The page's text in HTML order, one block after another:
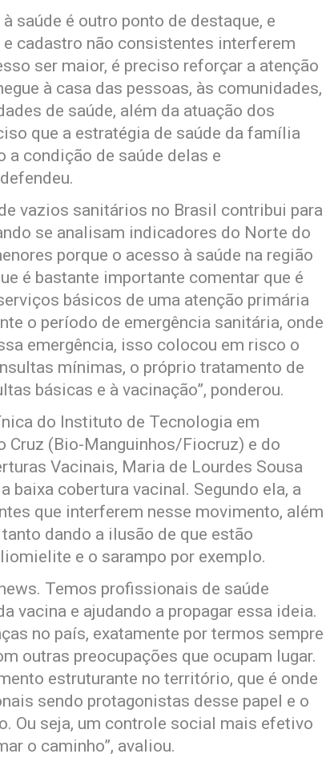
saúde é outro ponto de destaque, e
cadastro não consistentes interferem
ser maior, é preciso reforçar a atenção
à casa das pessoas, às comunidades,
de saúde, além da atuação dos
que a estratégia de saúde da família
a condição de saúde delas e
vazios sanitários no Brasil contribui para
se analisam indicadores do Norte do
porque o acesso à saúde na região
é bastante importante comentar que é
básicos de uma atenção primária
o período de emergência sanitária, onde
emergência, isso colocou em risco o
mínimas, o próprio tratamento de
básicas e à vacinação”, ponderou.
do Instituto de Tecnologia em
Cruz (Bio-Manguinhos/Fiocruz) e do
Vacinais, Maria de Lourdes Sousa
baixa cobertura vacinal. Segundo ela, a
que interferem nesse movimento, além
dando a ilusão de que estão
e o sarampo por exemplo.
Temos profissionais de saúde
vacina e ajudando a propagar essa ideia.
no país, exatamente por termos sempre
outras preocupações que ocupam lugar.
estruturante no território, que é onde
sendo protagonistas desse papel e o
Ou seja, um controle social mais efetivo
o caminho”, avaliou.